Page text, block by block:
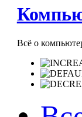
Всё о